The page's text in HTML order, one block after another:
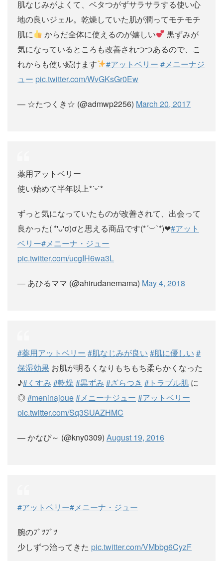
肌なじみがよくて、ベタつがずサラサラする使い心
地の良いジェル。乾燥していた肌が潤ってモチモチ
肌に
からだ全体に使えるのが嬉しい
黒ずみが
気になっているところも改善されつつあるので、こ
れからも使い続けます
#アットベリー #メニーナジ
ュー pic.twitter.com/WvGKsGr0Ew
— ☆たつくき☆ (@admwp2256) March 20, 2017
薬用アットベリー
使い始めて半年以上*ˊᵕˋ*
ずっと気になっていたものが改善されて、出会って
良かった( *'ᴗ'σ)σと思える商品です(*´︶`*)❤︎#アット
ベリー#メニーナ・ジュー
pic.twitter.com/ucgIH6wa3L
— あひるママ (@ahirudanemama) May 4, 2018
#薬用アットベリー #肌なじみが良い #肌に優しい #
保湿効果 お肌が明るくなりもちもち柔らかくなった
♪#くすみ #乾燥 #黒ずみ #ざらつき #トラブル肌 に
◎#meninajoue#メニーナジュー #アットベリー
pic.twitter.com/Sq3SUAZHMC
— かなぴ～ (@kny0309) August 19, 2016
#アットベリー#メニーナ・ジュー
腕のﾌﾞﾂﾌﾞﾂ
少しずつ治ってきた pic.twitter.com/VMbbg6CyzF